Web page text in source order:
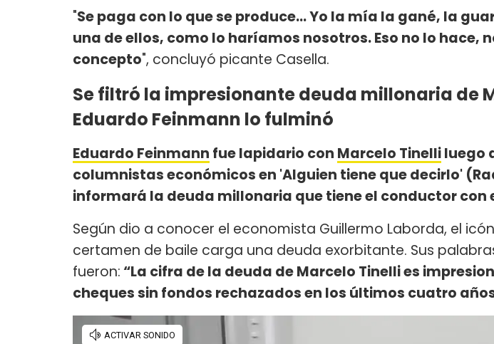
"Se paga con lo que se produce... Yo la mía la gané, la
una de ellos, como lo haríamos nosotros. Eso no lo hace,
concepto", concluyó picante Casella.
Se filtró la impresionante deuda millonaria de
Eduardo Feinmann lo fulminó
Eduardo Feinmann fue lapidario con Marcelo Tinelliluego
columnistas económicos en 'Alguien tiene que decirlo'
informará la deuda millonaria que tiene el conductor con
Según dio a conocer el economista Guillermo Laborda, el
certamen de baile carga una deuda exorbitante. Sus
fueron: “La cifra de la deuda de Marcelo Tinelli es
cheques sin fondos rechazados en los últimos cuatro